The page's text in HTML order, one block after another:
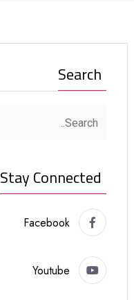
Search
Stay Connected
Facebook
Youtube